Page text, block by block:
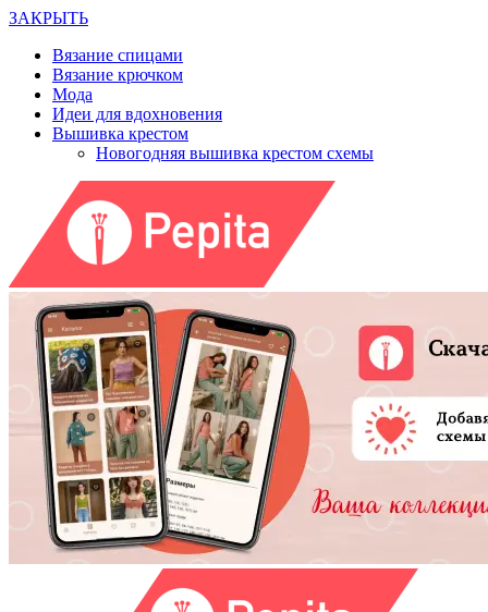
ЗАКРЫТЬ
Вязание спицами
Вязание крючком
Мода
Идеи для вдохновения
Вышивка крестом
Новогодняя вышивка крестом схемы